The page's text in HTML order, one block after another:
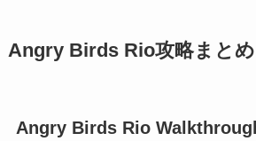
Angry Birds Rio攻略まとめ
Angry Birds Rio